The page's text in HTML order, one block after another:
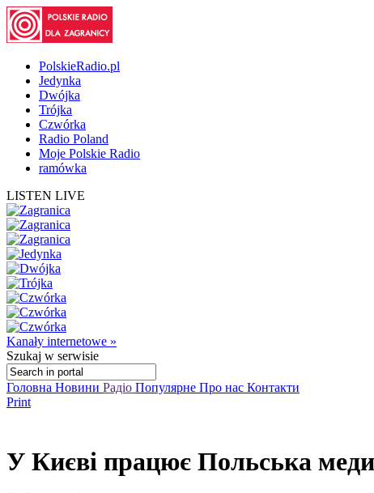
PolskieRadio.pl
Jedynka
Dwójka
Trójka
Czwórka
Radio Poland
Moje Polskie Radio
ramówka
LISTEN LIVE
Kanały internetowe »
Szukaj w serwisie
Головна Новини Радіо Популярне Про нас Контакти
Print
У Києві працює Польська